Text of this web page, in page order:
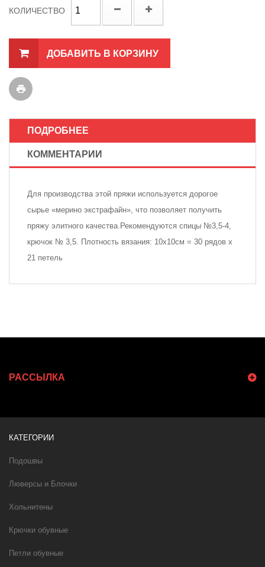
КОЛИЧЕСТВО
ДОБАВИТЬ В КОРЗИНУ
ПОДРОБНЕЕ
КОММЕНТАРИИ
Для производства этой пряжи используется дорогое
сырье «мерино экстрафайн», что позволяет получить
пряжу элитного качества.Рекомендуются спицы №3,5-4,
крючок № 3,5. Плотность вязания: 10х10см = 30 рядов х
21 петель
РАССЫЛКА
КАТЕГОРИИ
Подошвы
Люверсы и Блочки
Хольнитены
Крючки обувные
Петли обувные